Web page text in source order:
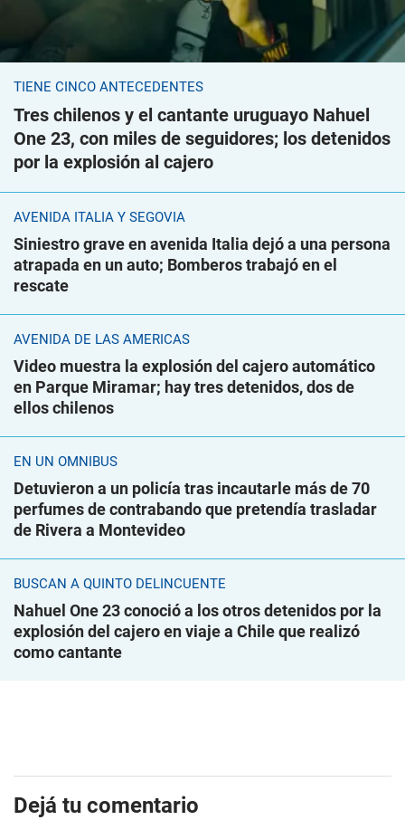
TIENE CINCO ANTECEDENTES
Tres chilenos y el cantante uruguayo Nahuel
One 23, con miles de seguidores; los detenidos
por la explosión al cajero
AVENIDA ITALIA Y SEGOVIA
Siniestro grave en avenida Italia dejó a una persona
atrapada en un auto; Bomberos trabajó en el
rescate
AVENIDA DE LAS AMÉRICAS
Video muestra la explosión del cajero automático
en Parque Miramar; hay tres detenidos, dos de
ellos chilenos
EN UN ÓMNIBUS
Detuvieron a un policía tras incautarle más de 70
perfumes de contrabando que pretendía trasladar
de Rivera a Montevideo
BUSCAN A QUINTO DELINCUENTE
Nahuel One 23 conoció a los otros detenidos por la
explosión del cajero en viaje a Chile que realizó
como cantante
Dejá tu comentario